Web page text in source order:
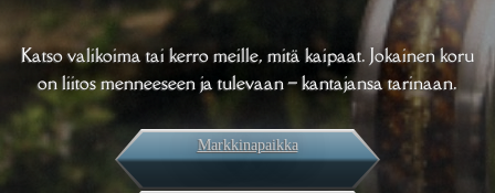
Katso valikoima tai kerro meille, mitä kaipaat. Jokainen koru
on liitos menneeseen ja tulevaan – kantajansa tarinaan.
Markkinapaikka